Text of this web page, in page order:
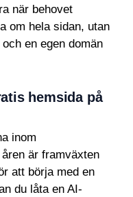
när behovet
om hela sidan, utan
en egen domän
hemsida på
inom
är framväxten
att börja med en
du låta en AI-